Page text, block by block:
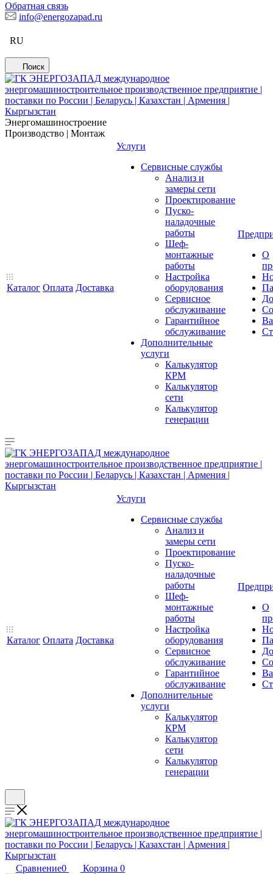
Обратная связь
info@energozapad.ru
RU
Поиск
Энергомашиностроение
Производство | Монтаж
Каталог Оплата Доставка
Услуги
Сервисные службы
Анализ и
замеры сети
Проектирование
Пуско-
наладочные
работы
Шеф-
монтажные
работы
Настройка
оборудования
Сервисное
обслуживание
Гарантийное
обслуживание
Дополнительные
услуги
Калькулятор
КРМ
Калькулятор
сети
Калькулятор
генерации
О
Каталог Оплата Доставка
Услуги
Сервисные службы
Анализ и
замеры сети
Проектирование
Пуско-
наладочные
работы
Шеф-
монтажные
работы
Настройка
оборудования
Сервисное
обслуживание
Гарантийное
обслуживание
Дополнительные
услуги
Калькулятор
КРМ
Калькулятор
сети
Калькулятор
генерации
О
Сравнение0 Корзина 0